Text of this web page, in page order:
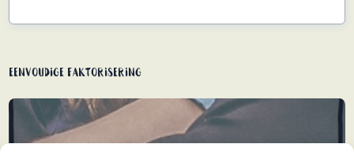
Eenvoudige faktorisering